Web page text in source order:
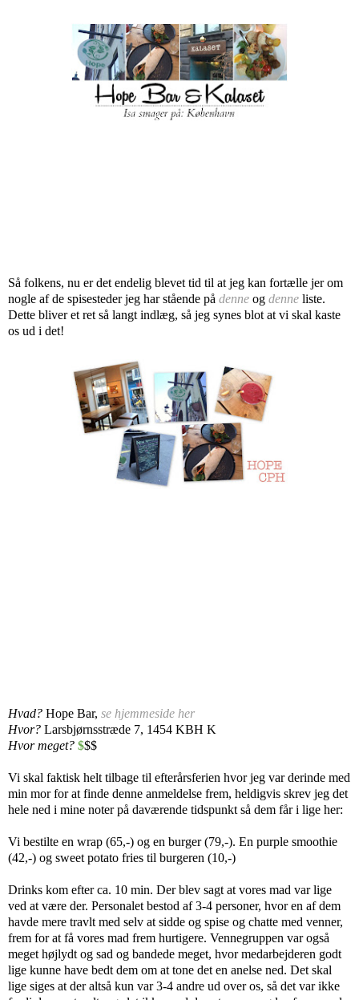
Så folkens, nu er det endelig blevet tid til at jeg kan fortælle jer om
nogle af de spisesteder jeg har stående på denne og denne liste.
Dette bliver et ret så langt indlæg, så jeg synes blot at vi skal kaste
os ud i det!
Hvad? Hope Bar, se hjemmeside her
Hvor? Larsbjørnsstræde 7, 1454 KBH K
Hvor meget? $$$
Vi skal faktisk helt tilbage til efterårsferien hvor jeg var derinde med
min mor for at finde denne anmeldelse frem, heldigvis skrev jeg det
hele ned i mine noter på daværende tidspunkt så dem får i lige her:
Vi bestilte en wrap (65,-) og en burger (79,-). En purple smoothie
(42,-) og sweet potato fries til burgeren (10,-)
Drinks kom efter ca. 10 min. Der blev sagt at vores mad var lige
ved at være der. Personalet bestod af 3-4 personer, hvor en af dem
havde mere travlt med selv at sidde og spise og chatte med venner,
frem for at få vores mad frem hurtigere. Vennegruppen var også
meget højlydt og sad og bandede meget, hvor medarbejderen godt
lige kunne have bedt dem om at tone det en anelse ned. Det skal
lige siges at der altså kun var 3-4 andre ud over os, så det var ikke